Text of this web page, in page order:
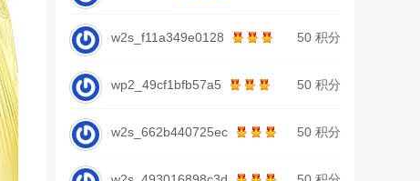
w2s_f11a349e0128 50 积分
wp2_49cf1bfb57a5 50 积分
w2s_662b440725ec 50 积分